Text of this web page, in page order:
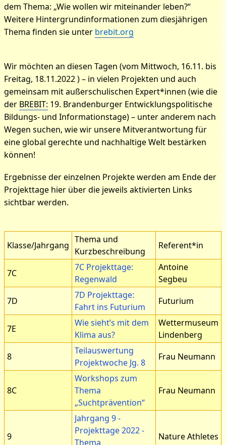
dem Thema: „Wie wollen wir miteinander leben?“
Weitere Hintergrundinformationen zum diesjährigen
Thema finden sie unter brebit.org
Wir möchten an diesen Tagen (vom Mittwoch, 16.11. bis
Freitag, 18.11.2022 ) – in vielen Projekten und auch
gemeinsam mit außerschulischen Expert*innen (wie die
der BREBIT: 19. Brandenburger Entwicklungspolitische
Bildungs- und Informationstage) – unter anderem nach
Wegen suchen, wie wir unsere Mitverantwortung für
eine global gerechte und nachhaltige Welt bestärken
können!
Ergebnisse der einzelnen Projekte werden am Ende der
Projekttage hier über die jeweils aktivierten Links
sichtbar werden.
Klasse/Jahrgang
Thema und
Kurzbeschreibung
Referent*in
7C
7C Projekttage:
Regenwald
Antoine
Segbeu
7D
7D Projekttage:
Fahrt ins Futurium
Futurium
7E
Wie sieht’s mit dem
Klima aus?
Wettermuseum
Lindenberg
8
Teilauswertung
Projektwoche Jg. 8
Frau Neumann
8C
Workshops zum
Thema
„Suchtprävention“
Frau Neumann
9
Jahrgang 9 -
Projekttage 2022 -
Thema
Nature Athletes